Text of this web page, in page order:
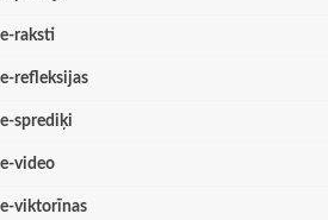
e-raksti
e-refleksijas
e-sprediķi
e-video
e-viktorīnas